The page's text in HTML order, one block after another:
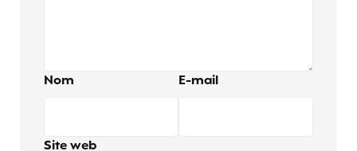
Nom E-mail
Site web